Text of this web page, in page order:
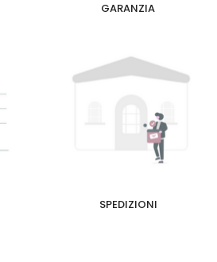
GARANZIA
SPEDIZIONI